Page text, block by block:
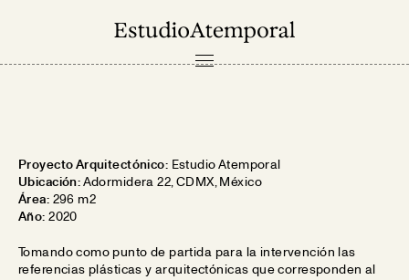
CONTACTO
Proyecto Arquitectónico: Estudio Atemporal
Ubicación:Adormidera 22, CDMX, México
Área: 296 m2
Año: 2020
Tomando como punto de partida para la intervención las
referencias plásticas y arquitectónicas que corresponden al